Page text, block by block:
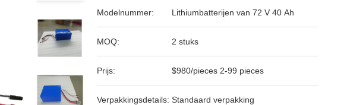
Modelnummer: Lithiumbatterijen van 72 V 40 Ah
MOQ: 2 stuks
Prijs: $980/pieces 2-99 pieces
Verpakkingsdetails: Standaard verpakking